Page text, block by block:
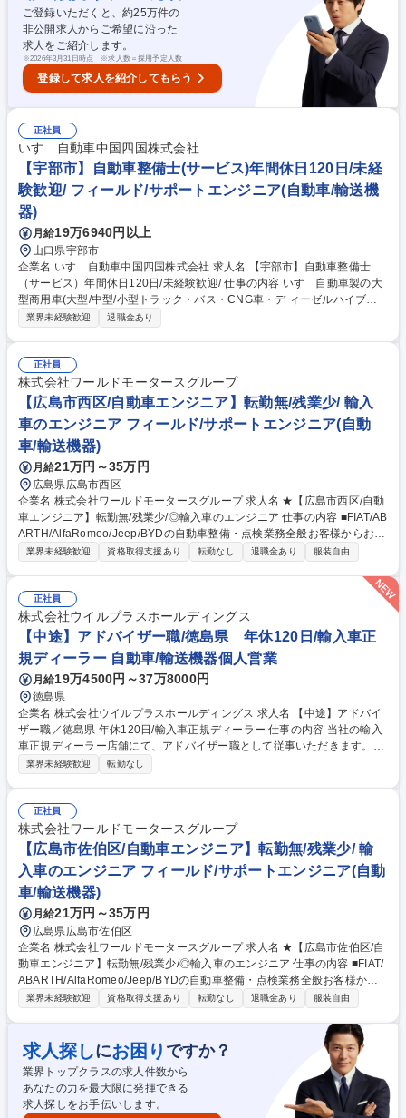
トラックの稼働を止めないことにこだわっており、業界に先駆けてMIMA
MORIという車体の状況把握ソフトやマフラーの差圧計を取付て大きなト
ラブル前を未然に対処できる強みから信頼獲得に繋がっています。 募集職
種 【岡山】法人営業◎いすゞ自動車グループ/未経験歓迎/年間休日120日
ご登録いただくと、約25万件の
非公開求人からご希望に沿った
求人をご紹介します。
※2026年3月31日時点 ※求人数＝採用予定人数
登録して求人を紹介してもらう
正社員
いすゞ自動車中国四国株式会社
【宇部市】自動車整備士(サービス)年間休日120日/未経
験歓迎/ フィールド/サポートエンジニア(自動車/輸送機
器)
月給19万6940円以上
山口県宇部市
企業名 いすゞ自動車中国四国株式会社 求人名 【宇部市】自動車整備士
（サービス）年間休日120日/未経験歓迎/ 仕事の内容 いすゞ自動車製の大
型商用車(大型/中型/小型トラック・バス・CNG車・デ ィーゼルハイブリ
ッド車)のアフターサービスを行います。車検や定期点 検、オーバーホー
間のトラブル対応などにもあたっていただく事になります。 いすゞでは商
用車であるトラックの不稼働を出さないことを大切にしており、故障診断
等を元に部品交換するのか修理するのかコストと時間を考えて対応してい
くため、一般車の整備と異なりエンジニアとしてのスキルを身に付けるこ
とが出来ます。 募集職種 【宇部市】自動車整備士（サービス）年間休日1
20日/未経験歓迎/
業界未経験歓迎 退職金あり
正社員
株式会社ワールドモータースグループ
【広島市西区/自動車エンジニア】転勤無/残業少/ 輸入
車のエンジニア フィールド/サポートエンジニア(自動
車/輸送機器)
月給21万円～35万円
広島県広島市西区
企業名 株式会社ワールドモータースグループ 求人名 ★【広島市西区/自動
車エンジニア】転勤無/残業少/◎輸入車のエンジニア 仕事の内容 ■FIAT/AB
ARTH/AlfaRomeo/Jeep/BYDの自動車整備・点検業務全般お客様からお預
かりした輸入車を店舗併設の自社工場で点検・整備していただきます。
イルの劣化などをチェックし、問題がある箇所の修理、部品交換を行いま
す。■分解整備：損傷があった車両や車検などの為、問題がある箇所の修
理、部品交換を行います。■国産車の整備はパーツ交換が中心ですが、輸
入車は修理/いじる/という整備ができる点も魅力です。これまでの知識・
技術を生かし、幅広く、深いスキルを身に付け、成長できる環境です。 募
集職種 ★【広島市西区/自動車エンジニア】転勤無/残業少/◎輸入車のエン
ジニア
業界未経験歓迎 資格取得支援あり 転勤なし 退職金あり 服装自由
正社員
株式会社ウイルプラスホールディングス
【中途】アドバイザー職/徳島県 年休120日/輸入車正
規ディーラー 自動車/輸送機器個人営業
月給19万4500円～37万8000円
徳島県
企業名 株式会社ウイルプラスホールディングス 求人名 【中途】アドバイ
ザー職／徳島県 年休120日/輸入車正規ディーラー 仕事の内容 当社の輸入
車正規ディーラー店舗にて、アドバイザー職として従事いただきます。
(業務はOJTで習得いただきます。) 「サービスフロント」「サービスアド
とで、最適な整備をご提供する仕事です。 ■ご来店されたお客様への接客
（修理や車検等お客様のご要望の確認） ■メカニックへの作業指示■お客
様への作業内容説明■見積もりの作成 ■各種付帯商品のご提案■お客様への
定期整備のご連絡 募集職種 【中途】アドバイザー職／徳島県 年休120日/
輸入車正規ディーラー
業界未経験歓迎 転勤なし
正社員
株式会社ワールドモータースグループ
【広島市佐伯区/自動車エンジニア】転勤無/残業少/ 輸
入車のエンジニア フィールド/サポートエンジニア(自動
車/輸送機器)
月給21万円～35万円
広島県広島市佐伯区
企業名 株式会社ワールドモータースグループ 求人名 ★【広島市佐伯区/自
動車エンジニア】転勤無/残業少/◎輸入車のエンジニア 仕事の内容 ■FIAT/
ABARTH/AlfaRomeo/Jeep/BYDの自動車整備・点検業務全般お客様から
お預かりした輸入車を店舗併設の自社工場で点検・整備していただきま
やオイルの劣化などをチェックし、問題がある箇所の修理、部品交換を行
います。■分解整備：損傷があった車両や車検などの為、問題がある箇所
の修理、部品交換を行います。■国産車の整備はパーツ交換が中心です
が、輸入車は修理/いじる/という整備ができる点も魅力です。これまでの
知識・技術を生かし、幅広く、深いスキルを身に付け、成長できる環境で
す。 募集職種 ★【広島市佐伯区/自動車エンジニア】転勤無/残業少/◎輸入
業界未経験歓迎 資格取得支援あり 転勤なし 退職金あり 服装自由
求人探しにお困り ですか？
業界トップクラスの求人件数から
あなたの力を最大限に発揮できる
求人探しをお手伝いします。